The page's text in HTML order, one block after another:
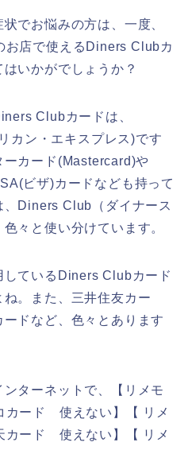
でお悩みの方は、一度、
お店で使えるDiners Clubカ
いかがでしょうか？
Clubカードは、
カン・エキスプレス)です
ーカード(Mastercard)や
ビザ)カードなども持って
Diners Club（ダイナース
々と使い分けています。
しているDiners Clubカード
。また、三井住友カー
ドなど、色々とあります
ターネットで、【リメモ
ード 使えない】【 リメ
ード 使えない】【 リメ